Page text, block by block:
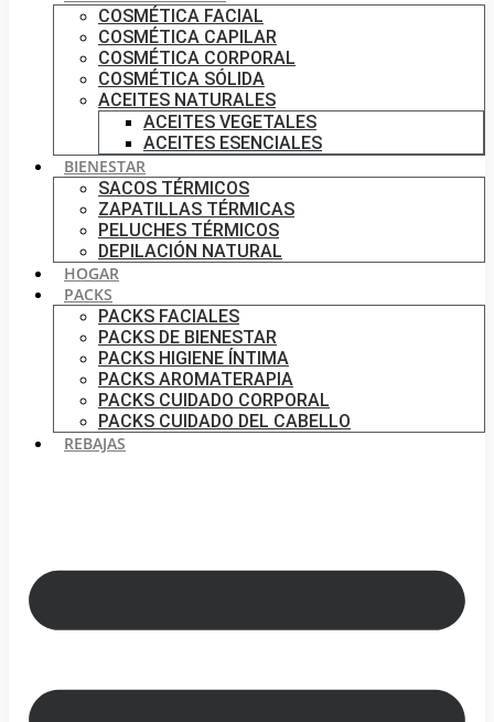
COSMÉTICA FACIAL
COSMÉTICA CAPILAR
COSMÉTICA CORPORAL
COSMÉTICA SÓLIDA
ACEITES NATURALES
ACEITES VEGETALES
ACEITES ESENCIALES
BIENESTAR
SACOS TÉRMICOS
ZAPATILLAS TÉRMICAS
PELUCHES TÉRMICOS
DEPILACIÓN NATURAL
HOGAR
PACKS
PACKS FACIALES
PACKS DE BIENESTAR
PACKS HIGIENE ÍNTIMA
PACKS AROMATERAPIA
PACKS CUIDADO CORPORAL
PACKS CUIDADO DEL CABELLO
REBAJAS